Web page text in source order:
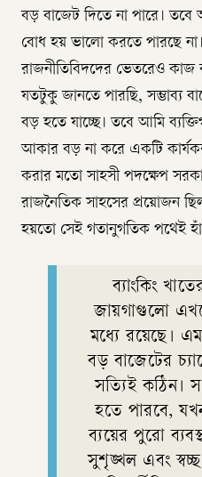
বড় বাজেট দিতে না পারে।
বোধ হয় ভালো করতে পারছে
রাজনীতিবিদদের ভেতরেও কাজ
যতটুকু জানতে পারছি, সম্ভাব্য
বড় হতে যাচ্ছে। তবে আমি
আকার বড় না করে একটি
করার মতো সাহসী পদক্ষেপ
রাজনৈতিক সাহসের প্রয়োজন
হয়তো সেই গতানুগতিক পথেই
ব্যাংকিং
জায়গাগুলো
মধ্যে রয়েছে।
বড় বাজেটের
সত্যিই কঠিন।
হতে পারবে,
ব্যয়ের পুরো
সুশৃঙ্খল এবং